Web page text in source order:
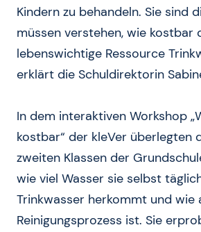
Kindern zu behandeln. Sie sind
müssen verstehen, wie kostbar
lebenswichtige Ressource
erklärt die Schuldirektorin
In dem interaktiven Workshop
kostbar“ der kleVer überlegten
zweiten Klassen der
wie viel Wasser sie selbst
Trinkwasser herkommt und wie
Reinigungsprozess ist. Sie